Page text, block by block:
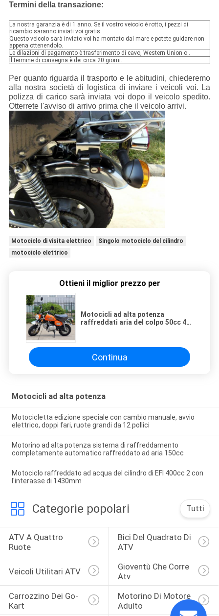
Termini della transazione:
La nostra garanzia è di 1 anno. Se il vostro veicolo è rotto, i pezzi di
ricambio saranno inviati voi gratis.
Questo veicolo sarà inviato voi ha montato dal mare e potete guidare non
appena ottenendolo.
Le dilazioni di pagamento è trasferimento di cavo, Western Union o .
Il termine di consegna è dei circa 20 giorni.
Per quanto riguarda il trasporto e le abitudini, chiederemo
alla nostra società di logistica di inviare i veicoli voi. La
polizza di carico sarà inviata voi dopo il veicolo spedito.
Otterrete l'avviso di arrivo prima che il veicolo arrivi.
Motociclo di visita elettrico
Singolo motociclo del cilindro
motociclo elettrico
Ottieni il miglior prezzo per
Motocicli ad alta potenza
raffreddati aria del colpo 50cc 4
Continua
Motocicli ad alta potenza
Motocicletta edizione speciale con cambio manuale, avvio
elettrico, doppi fari, ruote grandi da 12 pollici
Motorino ad alta potenza sistema di raffreddamento
completamente automatico raffreddato ad aria 150cc
Motociclo raffreddato ad acqua del cilindro di EFI 400cc 2 con
l'interasse di 1430mm
Categorie popolari Tutti
ATV A Quattro
Ruote
Bici Del Quadrato Di
ATV
Veicoli Utilitari ATV
Gioventù Che Corre
Atv
Carrozzino Dei Go-
Kart
Motorino Di Motore
Adulto